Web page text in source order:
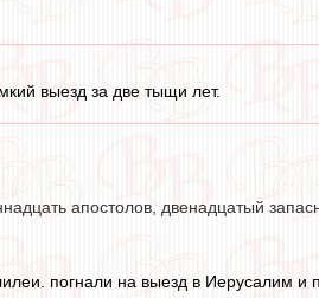
выезд за две тыщи лет.
апостолов, двенадцатый
погнали на выезд в Иерусалим и